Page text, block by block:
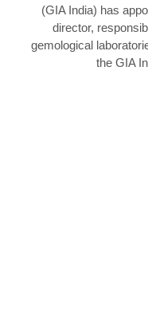
(GIA India) has
director,
gemological
the GIA